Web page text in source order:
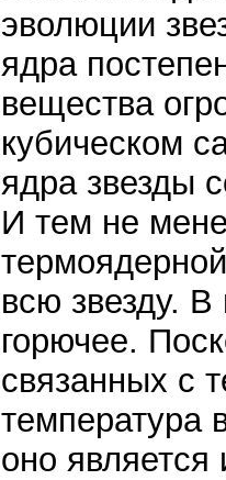
эволюции
ядра
вещества
кубическом
ядра звезды
И тем не
всю звезду. В
горючее.
связанных с
температура
оно